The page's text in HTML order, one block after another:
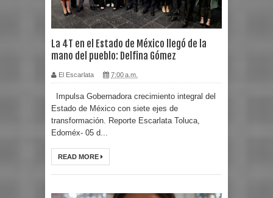
La 4T en el Estado de México llegó de la
mano del pueblo: Delfina Gómez
El Escarlata 7:00 a.m.
Impulsa Gobernadora crecimiento integral del
Estado de México con siete ejes de
transformación. Reporte Escarlata Toluca,
Edoméx- 05 d...
READ MORE